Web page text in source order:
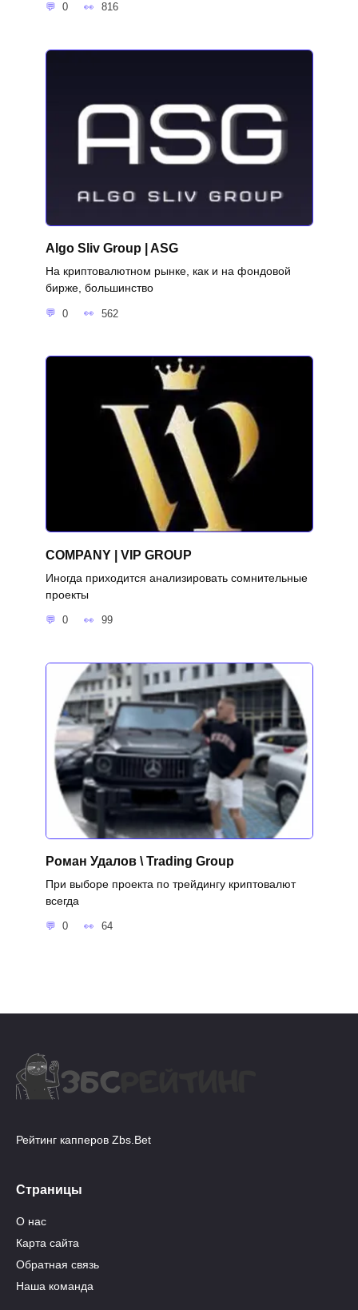
0 816
Algo Sliv Group | ASG
На криптовалютном рынке, как и на фондовой
бирже, большинство
0 562
COMPANY | VIP GROUP
Иногда приходится анализировать сомнительные
проекты
0 99
Роман Удалов \ Trading Group
При выборе проекта по трейдингу криптовалют
всегда
0 64
Рейтинг капперов Zbs.Bet
Страницы
О нас
Карта сайта
Обратная связь
Наша команда